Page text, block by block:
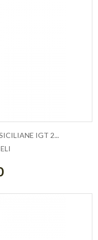
IGT 2...